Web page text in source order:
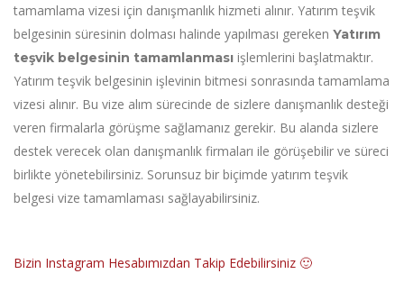
tamamlama vizesi için danışmanlık hizmeti alınır. Yatırım teşvik
belgesinin süresinin dolması halinde yapılması gereken Yatırım
teşvik belgesinin tamamlanması işlemlerini başlatmaktır.
Yatırım teşvik belgesinin işlevinin bitmesi sonrasında tamamlama
vizesi alınır. Bu vize alım sürecinde de sizlere danışmanlık desteği
veren firmalarla görüşme sağlamanız gerekir. Bu alanda sizlere
destek verecek olan danışmanlık firmaları ile görüşebilir ve süreci
birlikte yönetebilirsiniz. Sorunsuz bir biçimde yatırım teşvik
belgesi vize tamamlaması sağlayabilirsiniz.
Bizin Instagram Hesabımızdan Takip Edebilirsiniz 🙂